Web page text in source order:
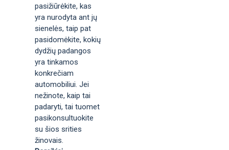
pasižiūrėkite, kas
yra nurodyta ant jų
sienelės, taip pat
pasidomėkite, kokių
dydžių padangos
yra tinkamos
konkrečiam
automobiliui. Jei
nežinote, kaip tai
padaryti, tai tuomet
pasikonsultuokite
su šios srities
žinovais.